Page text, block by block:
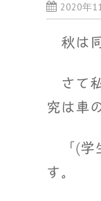
2020年
秋は同
さて私
究は車
「(学
す。